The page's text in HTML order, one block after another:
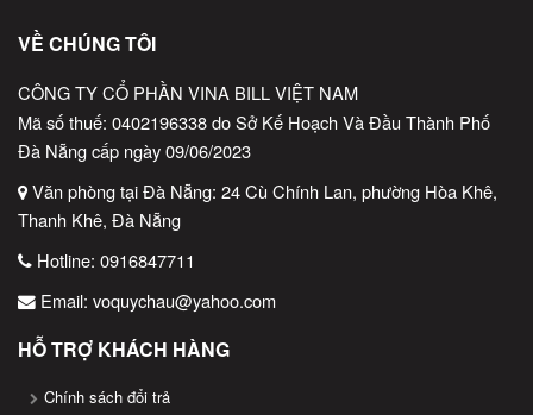
VỀ CHÚNG TÔI
CÔNG TY CỔ PHẦN VINA BILL VIỆT NAM
Mã số thuế: 0402196338 do Sở Kế Hoạch Và Đầu Thành Phố
Đà Nẵng cấp ngày 09/06/2023
Văn phòng tại Đà Nẵng: 24 Cù Chính Lan, phường Hòa Khê,
Thanh Khê, Đà Nẵng
Hotline: 0916847711
Email: voquychau@yahoo.com
HỖ TRỢ KHÁCH HÀNG
Chính sách đổi trả